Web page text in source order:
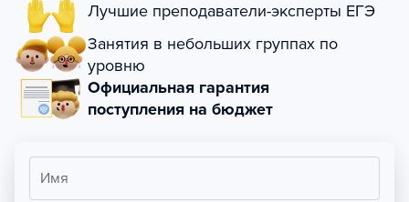
Лучшие преподаватели-эксперты ЕГЭ
Занятия в небольших группах по
уровню
Официальная гарантия
поступления на бюджет
Имя